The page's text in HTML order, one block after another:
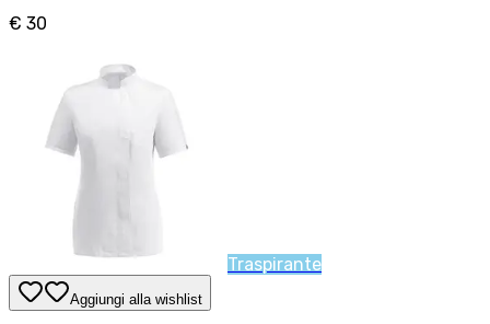
€ 30
Traspirante
Aggiungi alla wishlist